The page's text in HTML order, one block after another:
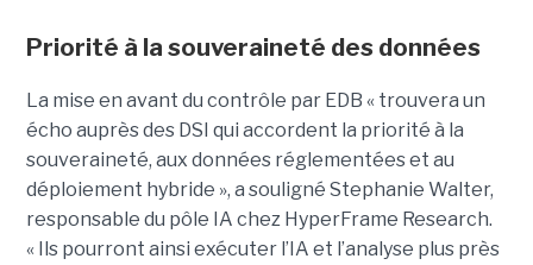
Priorité à la souveraineté des données
La mise en avant du contrôle par EDB « trouvera un
écho auprès des DSI qui accordent la priorité à la
souveraineté, aux données réglementées et au
déploiement hybride », a souligné Stephanie Walter,
responsable du pôle IA chez HyperFrame Research.
« Ils pourront ainsi exécuter l’IA et l’analyse plus près